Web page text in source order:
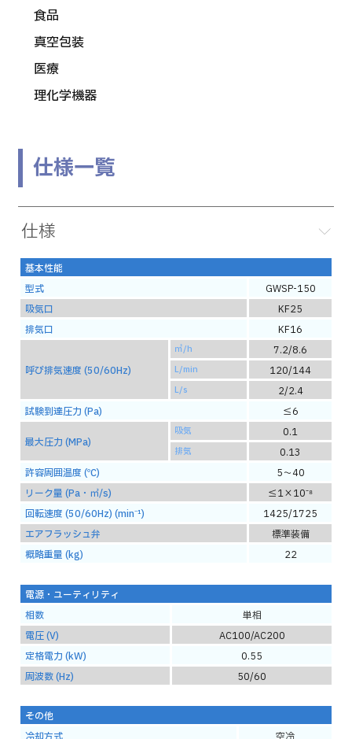
食品
真空包装
医療
理化学機器
仕様一覧
仕様
基本性能
型式
GWSP-150
吸気口
KF25
排気口
KF16
呼び排気速度 (50/60Hz)
㎥/h 7.2/8.6
L/min 120/144
L/s
2/2.4
試験到達圧力 (Pa)
≦6
最大圧力 (MPa)
吸気 0.1
排気
0.13
許容周囲温度 (℃)
5～40
リーク量 (Pa・㎥/s)
≦1×10⁻⁸
回転速度 (50/60Hz) (min⁻¹)
1425/1725
エアフラッシュ弁
標準装備
概略重量 (kg)
22
電源・ユーティリティ
相数
単相
電圧 (V)
AC100/AC200
定格電力 (kW)
0.55
周波数 (Hz)
50/60
その他